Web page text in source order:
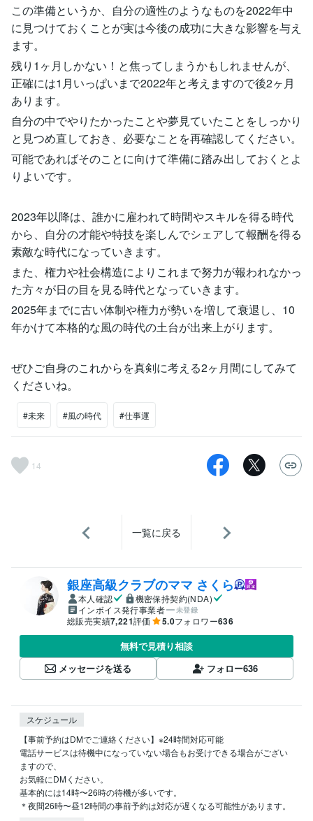
この準備というか、自分の適性のようなものを2022年中
に見つけておくことが実は今後の成功に大きな影響を与え
ます。
残り1ヶ月しかない！と焦ってしまうかもしれませんが、
正確には1月いっぱいまで2022年と考えますので後2ヶ月
あります。
自分の中でやりたかったことや夢見ていたことをしっかり
と見つめ直しておき、必要なことを再確認してください。
可能であればそのことに向けて準備に踏み出しておくとよ
りよいです。
2023年以降は、誰かに雇われて時間やスキルを得る時代
から、自分の才能や特技を楽しんでシェアして報酬を得る
素敵な時代になっていきます。
また、権力や社会構造によりこれまで努力が報われなかっ
た方々が日の目を見る時代となっていきます。
2025年までに古い体制や権力が勢いを増して衰退し、10
年かけて本格的な風の時代の土台が出来上がります。
ぜひご自身のこれからを真剣に考える2ヶ月間にしてみて
くださいね。
#未来 #風の時代 #仕事運
14
一覧に戻る
銀座高級クラブのママ さくら
本人確認
機密保持契約(NDA)
インボイス発行事業者
未登録
総販売実績7,221評価 5.0フォロワー636
無料で見積り相談
メッセージを送る
フォロー636
スケジュール
【事前予約はDMでご連絡ください】※24時間対応可能
電話サービスは待機中になっていない場合もお受けできる場合がござい
ますので、
お気軽にDMください。
基本的には14時〜26時の待機が多いです。
＊夜間26時〜昼12時間の事前予約は対応が遅くなる可能性があります。